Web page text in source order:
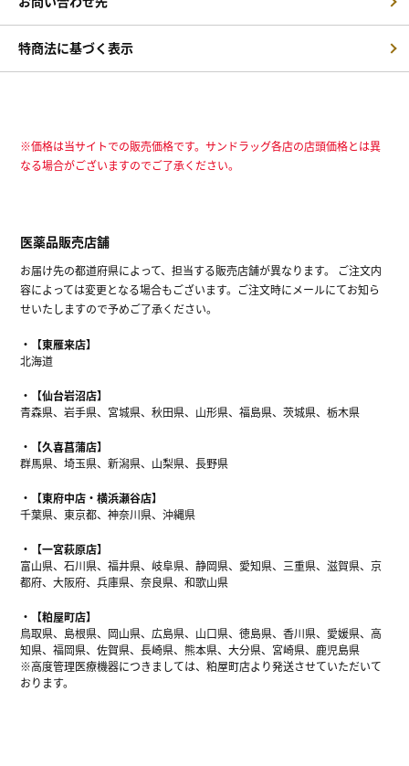
特商法に基づく表示
※価格は当サイトでの販売価格です。サンドラッグ各店の店頭価格とは異
なる場合がございますのでご了承ください。
医薬品販売店舗
お届け先の都道府県によって、担当する販売店舗が異なります。 ご注文内
容によっては変更となる場合もございます。ご注文時にメールにてお知ら
せいたしますので予めご了承ください。
【東雁来店】
北海道
【仙台岩沼店】
青森県、岩手県、宮城県、秋田県、山形県、福島県、茨城県、栃木県
【久喜菖蒲店】
群馬県、埼玉県、新潟県、山梨県、長野県
【東府中店・横浜瀬谷店】
千葉県、東京都、神奈川県、沖縄県
【一宮萩原店】
富山県、石川県、福井県、岐阜県、静岡県、愛知県、三重県、滋賀県、京
都府、大阪府、兵庫県、奈良県、和歌山県
【粕屋町店】
鳥取県、島根県、岡山県、広島県、山口県、徳島県、香川県、愛媛県、高
知県、福岡県、佐賀県、長崎県、熊本県、大分県、宮崎県、鹿児島県
※高度管理医療機器につきましては、粕屋町店より発送させていただいて
おります。